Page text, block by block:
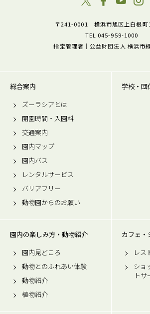
〒241-0001 横浜市旭区上白根町
TEL 045-959-1000
指定管理者｜公益財団法人 横浜市
総合案内
ズーラシアとは
開園時間・入園料
交通案内
園内マップ
園内バス
レンタルサービス
バリアフリー
動物園からのお願い
学校・団
園内の楽しみ方・動物紹介
園内見どころ
動物とのふれあい体験
動物紹介
植物紹介
カフェ・
レス
ショ
トサ